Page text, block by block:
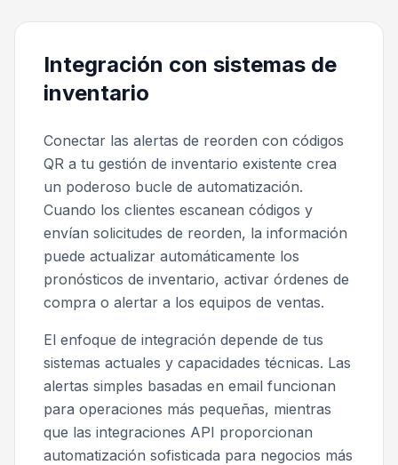
Integración con sistemas de
inventario
Conectar las alertas de reorden con códigos
QR a tu gestión de inventario existente crea
un poderoso bucle de automatización.
Cuando los clientes escanean códigos y
envían solicitudes de reorden, la información
puede actualizar automáticamente los
pronósticos de inventario, activar órdenes de
compra o alertar a los equipos de ventas.
El enfoque de integración depende de tus
sistemas actuales y capacidades técnicas. Las
alertas simples basadas en email funcionan
para operaciones más pequeñas, mientras
que las integraciones API proporcionan
automatización sofisticada para negocios más